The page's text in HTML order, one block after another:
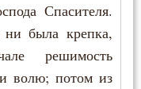
Спасителя.
была крепка,
решимость
и волю; потом из